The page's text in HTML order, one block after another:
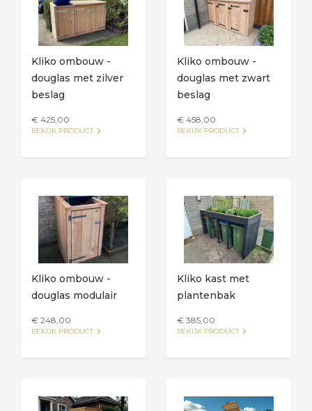
Kliko ombouw -
douglas met zilver
beslag
€ 425,00
BEKIJK PRODUCTkeyboard_arrow_right
Kliko ombouw -
douglas met zwart
beslag
€ 458,00
BEKIJK PRODUCTkeyboard_arrow_right
Kliko ombouw -
douglas modulair
€ 248,00
BEKIJK PRODUCTkeyboard_arrow_right
Kliko kast met
plantenbak
€ 385,00
BEKIJK PRODUCTkeyboard_arrow_right